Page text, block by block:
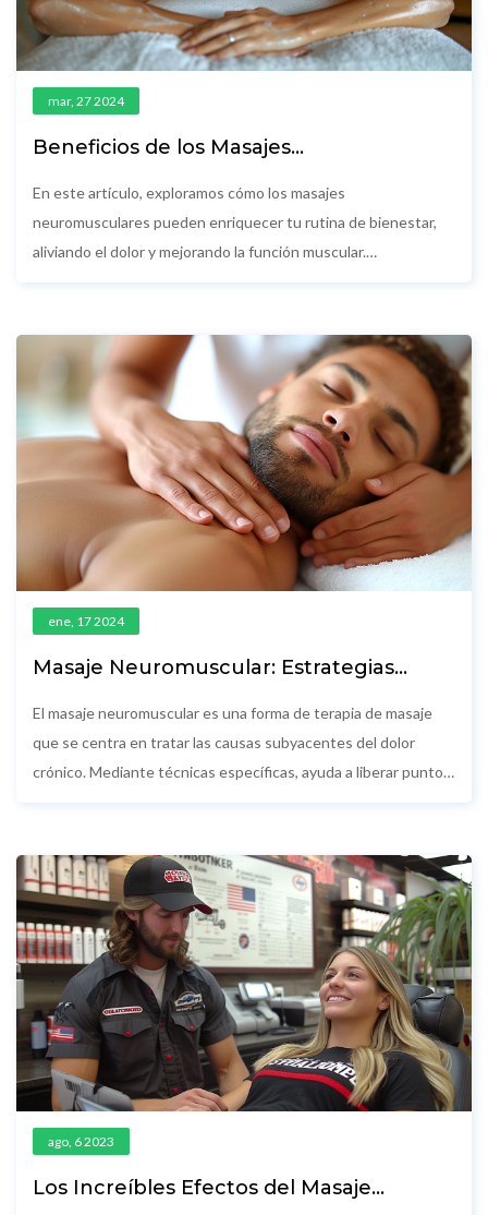
mar, 27 2024
Beneficios de los Masajes
Bienestar
En este artículo, exploramos cómo los masajes
neuromusculares pueden enriquecer tu rutina de bienestar,
aliviando el dolor y mejorando la función muscular.
desmitificaremos algunos conceptos erróneos comunes para
que puedas aprovechar al máximo esta práctica terapéutica.
ene, 17 2024
Masaje Neuromuscular: Estrategias
El masaje neuromuscular es una forma de terapia de masaje
que se centra en tratar las causas subyacentes del dolor
crónico. Mediante técnicas específicas, ayuda a liberar puntos
coordinan para lograr el equilibrio y la salud. En este artículo,
exploramos cómo el masaje neuromuscular puede ser un
aliado en la lucha contra el dolor y ofrecemos consejos útiles
para quienes deseen probar esta eficaz forma de terapia.
ago, 6 2023
Los Increíbles Efectos del Masaje